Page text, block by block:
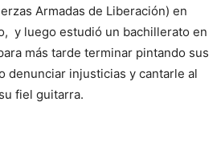
Armadas de Liberación) en
y luego estudió un bachillerato en
más tarde terminar pintando sus
denunciar injusticias y cantarle al
fiel guitarra.